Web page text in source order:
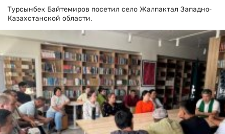
Турсынбек Байтемиров посетил село Жалпактал Западно-
Казахстанской области.